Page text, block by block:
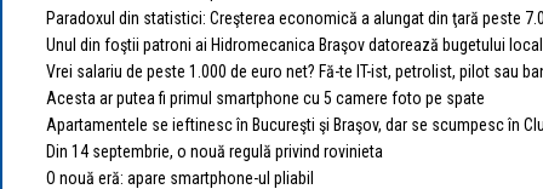
Paradoxul din statistici: Creşterea economică a alungat din ţară peste
Unul din foştii patroni ai Hidromecanica Braşov datorează bugetului
Vrei salariu de peste 1.000 de euro net? Fă-te IT-ist, petrolist, pilot sau
Acesta ar putea fi primul smartphone cu 5 camere foto pe spate
Apartamentele se ieftinesc în Bucureşti şi Braşov, dar se scumpesc în
Din 14 septembrie, o nouă regulă privind rovinieta
O nouă eră: apare smartphone-ul pliabil